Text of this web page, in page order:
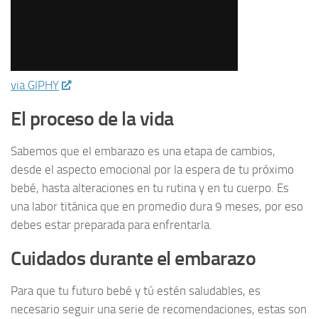
via GIPHY
El proceso de la vida
Sabemos que el embarazo es una etapa de cambios,
desde el aspecto emocional por la espera de tu próximo
bebé, hasta alteraciones en tu rutina y en tu cuerpo. Es
una labor titánica que en promedio dura 9 meses, por eso
debes estar preparada para enfrentarla.
Cuidados durante el embarazo
Para que tu futuro bebé y tú estén saludables, es
necesario seguir una serie de recomendaciones, estas son